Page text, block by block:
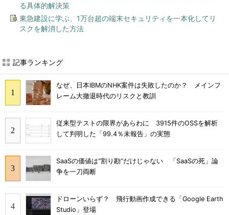
る具体的解決策
東急建設に学ぶ、1万台超の端末セキュリティを一本化してリ
スクを解消した方法
記事ランキング
なぜ、日本IBMのNHK案件は失敗したのか？ メインフ
レーム大撤退時代のリスクと教訓
従来型テストの限界があらわに 3915件のOSSを解析
して判明した「99.4％未報告」の実態
SaaSの価値は“割り勘”だけじゃない 「SaaSの死」論
争を一刀両断
ドローンいらず？ 飛行動画作成できる「Google Earth
Studio」登場